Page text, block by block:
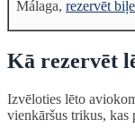
Málaga, rezervēt
Kā rezervēt
Izvēloties lēto
vienkāršus trikus, kas